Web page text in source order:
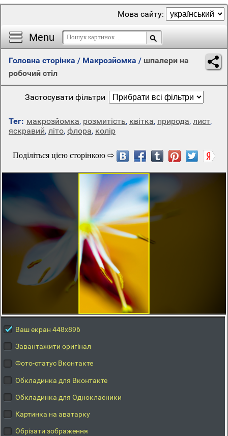
Menu
Мова сайту:
Головна сторінка / Макрозйомка / шпалери на
робочий стіл
Застосувати фільтри
Тег: макрозйомка, розмитість, квітка, природа, лист,
яскравий, літо, флора, колір
Ваш екран 448x896
Завантажити оригінал
Фото-статус Вконтакте
Обкладинка для Вконтакте
Обкладинка для Однокласники
Картинка на аватарку
Обрізати зображення